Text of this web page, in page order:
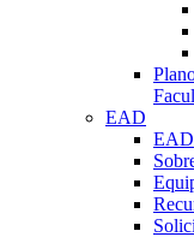
EAD
EAD